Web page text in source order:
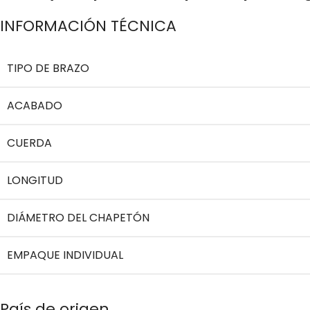
INFORMACIÓN TÉCNICA
TIPO DE BRAZO
ACABADO
CUERDA
LONGITUD
DIÁMETRO DEL CHAPETÓN
EMPAQUE INDIVIDUAL